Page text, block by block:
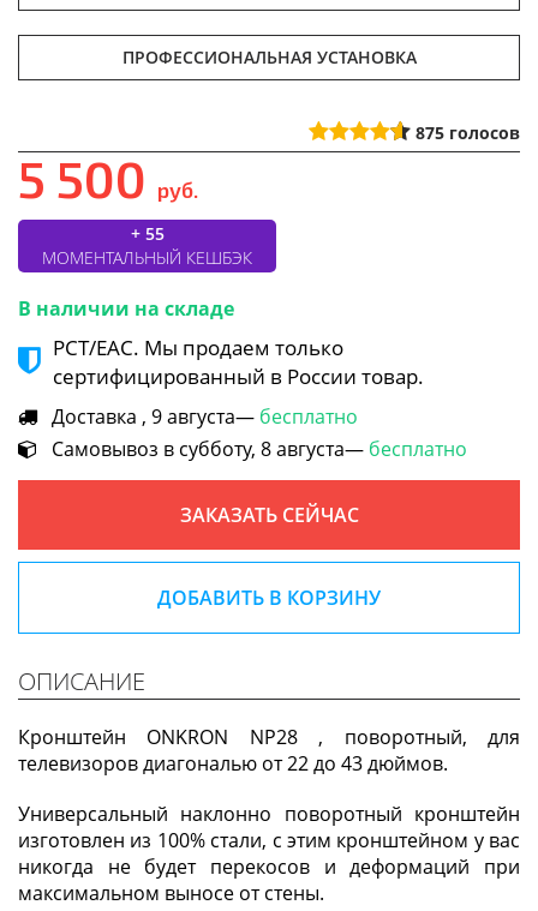
ПРОФЕССИОНАЛЬНАЯ УСТАНОВКА
875 голосов
5 500 руб.
+ 55
МОМЕНТАЛЬНЫЙ КЕШБЭК
В наличии на складе
РСТ/ЕАС. Мы продаем только
сертифицированный в России товар.
Доставка , 9 августа— бесплатно
Самовывоз в субботу, 8 августа— бесплатно
ЗАКАЗАТЬ СЕЙЧАС
ДОБАВИТЬ В КОРЗИНУ
ОПИСАНИЕ
Кронштейн ONKRON NP28 , поворотный, для
телевизоров диагональю от 22 до 43 дюймов.
Универсальный наклонно поворотный кронштейн
изготовлен из 100% стали, с этим кронштейном у вас
никогда не будет перекосов и деформаций при
максимальном выносе от стены.